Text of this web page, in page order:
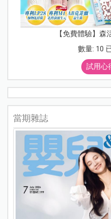
【免費體驗】
數量: 10
試用心
當期雜誌